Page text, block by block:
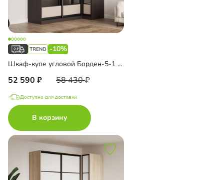
-10%
Шкаф-купе угловой Борден-5-1 1000
52 590 58 430
Доступно для доставки
В корзину